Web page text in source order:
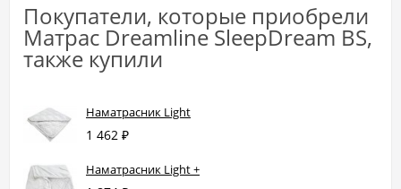
Покупатели, которые приобрели
Матрас Dreamline SleepDream BS,
также купили
Наматрасник Light
1 462 ₽
Наматрасник Light +